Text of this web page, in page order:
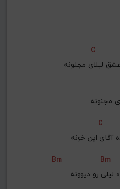
C
لیلای مجنونه
مجنونه
C
آقای این خونه
Bm
Bm
رو دیوونه